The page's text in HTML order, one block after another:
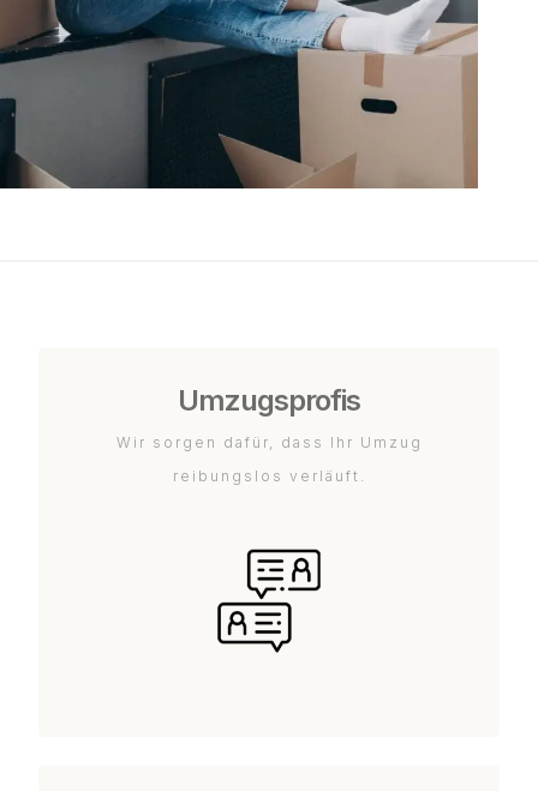
Umzugsprofis
Wir sorgen dafür, dass Ihr Umzug
reibungslos verläuft.